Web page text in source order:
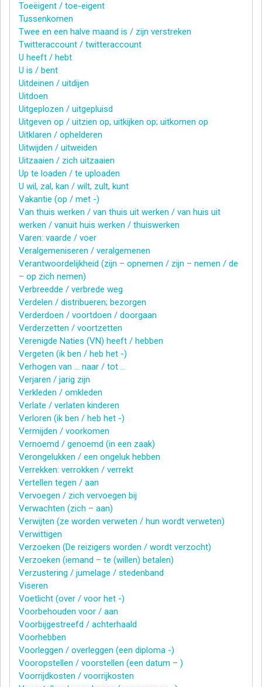
Toeëigent / toe-eigent
Tussenkomen
Twee en een halve maand is / zijn verstreken
Twitteraccount / twitteraccount
U heeft / hebt
U is / bent
Uitdeinen / uitdijen
Uitdoen
Uitgeplozen / uitgepluisd
Uitgeven op / uitzien op, uitkijken op; uitkomen op
Uitklaren / ophelderen
Uitwijden / uitweiden
Uitzaaien / zich uitzaaien
Up te loaden / te uploaden
U wil, zal, kan / wilt, zult, kunt
Vakantie (op / met -)
Van thuis werken / van thuis uit werken / van huis uit
werken / vanuit huis werken / thuiswerken
Varen: vaarde / voer
Veralgemeniseren / veralgemenen
Verantwoordelijkheid (zijn – opnemen / zijn – nemen / de
– op zich nemen)
Verbreedde / verbrede weg
Verdelen / distribueren; bezorgen
Verderdoen / voortdoen / doorgaan
Verderzetten / voortzetten
Verenigde Naties (VN) heeft / hebben
Vergeten (ik ben / heb het -)
Verhogen van … naar / tot …
Verjaren / jarig zijn
Verkleden / omkleden
Verlate / verlaten kinderen
Verloren (ik ben / heb het -)
Vermijden / voorkomen
Vernoemd / genoemd (in een zaak)
Verongelukken / een ongeluk hebben
Verrekken: verrokken / verrekt
Vertellen tegen / aan
Vervoegen / zich vervoegen bij
Verwachten (zich – aan)
Verwijten (ze worden verweten / hun wordt verweten)
Verwittigen
Verzoeken (De reizigers worden / wordt verzocht)
Verzoeken (iemand – te (willen) betalen)
Verzustering / jumelage / stedenband
Viseren
Voetlicht (over / voor het -)
Voorbehouden voor / aan
Voorbijgestreefd / achterhaald
Voorhebben
Voorleggen / overleggen (een diploma -)
Vooropstellen / voorstellen (een datum – )
Voorrijdkosten / voorrijkosten